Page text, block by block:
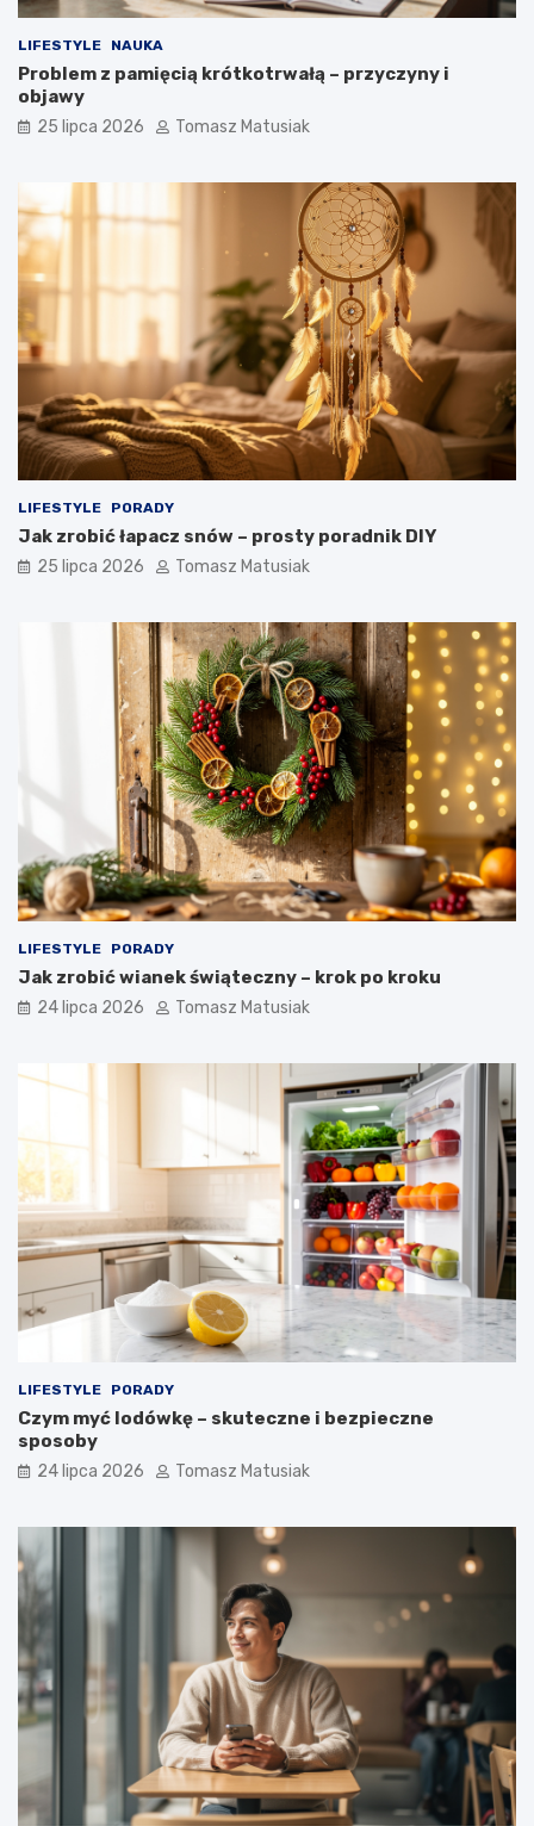
LIFESTYLE NAUKA
Problem z pamięcią krótkotrwałą – przyczyny i
objawy
25 lipca 2026 Tomasz Matusiak
LIFESTYLE PORADY
Jak zrobić łapacz snów – prosty poradnik DIY
25 lipca 2026 Tomasz Matusiak
LIFESTYLE PORADY
Jak zrobić wianek świąteczny – krok po kroku
24 lipca 2026 Tomasz Matusiak
LIFESTYLE PORADY
Czym myć lodówkę – skuteczne i bezpieczne
sposoby
24 lipca 2026 Tomasz Matusiak